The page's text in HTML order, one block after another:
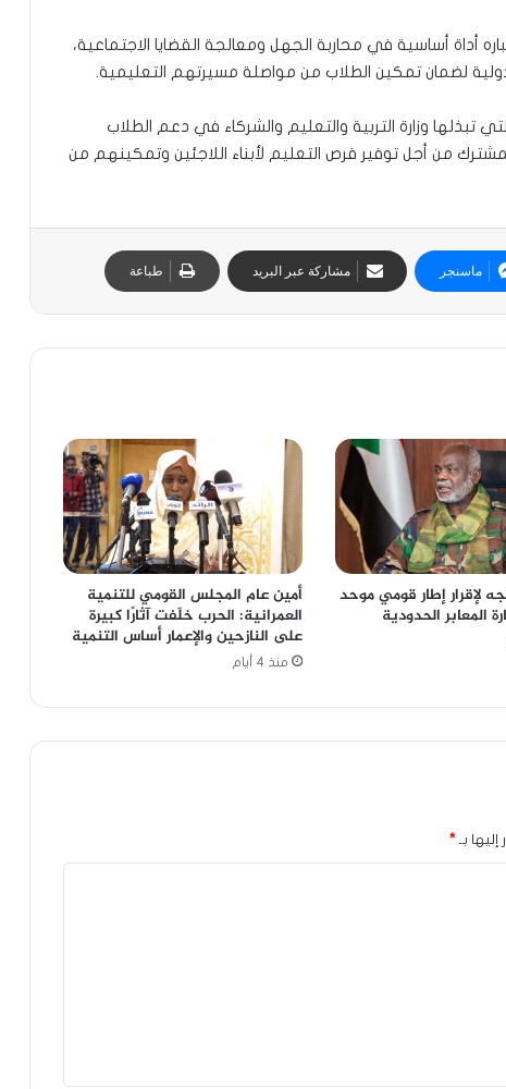
أداة أساسية في محاربة الجهل ومعالجة القضايا الاجتماعية،
لضمان تمكين الطلاب من مواصلة مسيرتهم التعليمية.
وزارة التربية والتعليم والشركاء في دعم الطلاب
من أجل توفير فرص التعليم لأبناء اللاجئين وتمكينهم من
ماسنجر مشاركة عبر البريد طباعة
لإقرار إطار قومي موحد
المعابر الحدودية
أمين عام المجلس القومي للتنمية
العمرانية: الحرب خلّفت آثارًا كبيرة
على النازحين والإعمار أساس التنمية
منذ 4 أيام
بـ *